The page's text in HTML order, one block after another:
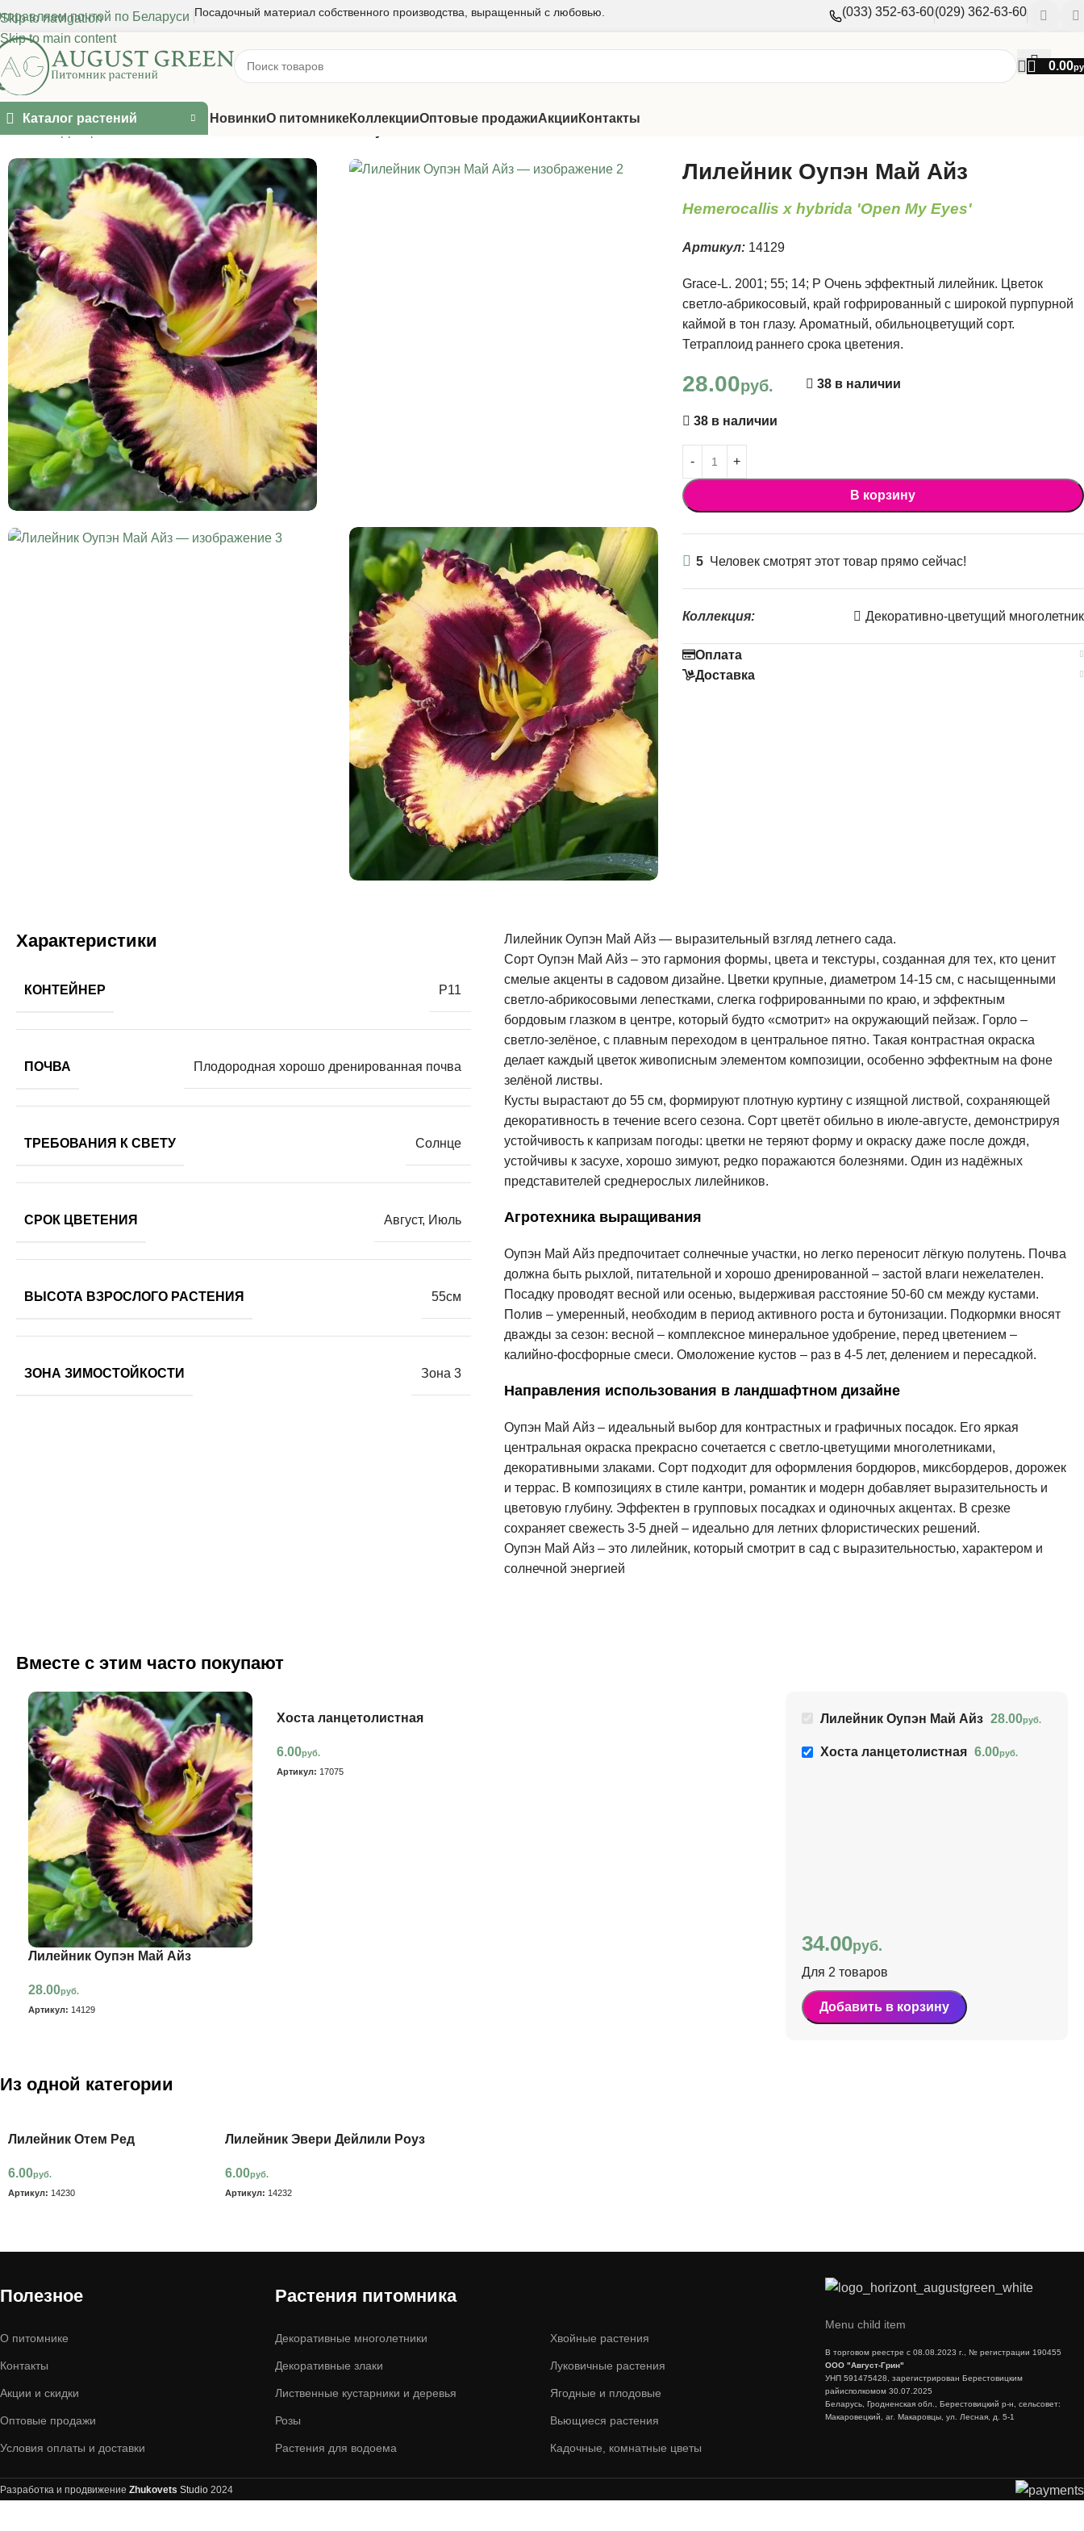
Skip to navigation
Skip to main content
почтой по Беларуси Посадочный материал собственного производства, выращенный с любовью. (033) 352-63-60(029) 362-63-60
0.00
Каталог растений НовинкиО питомникеКоллекцииОптовые продажиАкции Контакты
Лилейник Оупэн Май Айз
Hemerocallis x hybrida 'Open My Eyes'
Артикул: 14129
Grace-L. 2001; 55; 14; Р Очень эффектный лилейник. Цветок
светло-абрикосовый, край гофрированный с широкой пурпурной
каймой в тон глазу. Ароматный, обильноцветущий сорт.
Тетраплоид раннего срока цветения.
28.00руб. 38 в наличии
38 в наличии
В корзину
5 Человек смотрят этот товар прямо сейчас!
Коллекция: Декоративно-цветущий многолетник
Оплата
Доставка
Характеристики
КОНТЕЙНЕР Р11
ПОЧВА Плодородная хорошо дренированная почва
ТРЕБОВАНИЯ К СВЕТУ Солнце
СРОК ЦВЕТЕНИЯ Август, Июль
ВЫСОТА ВЗРОСЛОГО РАСТЕНИЯ 55см
ЗОНА ЗИМОСТОЙКОСТИ Зона 3
Лилейник Оупэн Май Айз — выразительный взгляд летнего сада.
Сорт Оупэн Май Айз – это гармония формы, цвета и текстуры, созданная для тех, кто ценит
смелые акценты в садовом дизайне. Цветки крупные, диаметром 14-15 см, с насыщенными
светло-абрикосовыми лепестками, слегка гофрированными по краю, и эффектным
бордовым глазком в центре, который будто «смотрит» на окружающий пейзаж. Горло –
светло-зелёное, с плавным переходом в центральное пятно. Такая контрастная окраска
делает каждый цветок живописным элементом композиции, особенно эффектным на фоне
зелёной листвы.
Кусты вырастают до 55 см, формируют плотную куртину с изящной листвой, сохраняющей
декоративность в течение всего сезона. Сорт цветёт обильно в июле-августе, демонстрируя
устойчивость к капризам погоды: цветки не теряют форму и окраску даже после дождя,
устойчивы к засухе, хорошо зимуют, редко поражаются болезнями. Один из надёжных
представителей среднерослых лилейников.
Агротехника выращивания
Оупэн Май Айз предпочитает солнечные участки, но легко переносит лёгкую полутень. Почва
должна быть рыхлой, питательной и хорошо дренированной – застой влаги нежелателен.
Посадку проводят весной или осенью, выдерживая расстояние 50-60 см между кустами.
Полив – умеренный, необходим в период активного роста и бутонизации. Подкормки вносят
дважды за сезон: весной – комплексное минеральное удобрение, перед цветением –
калийно-фосфорные смеси. Омоложение кустов – раз в 4-5 лет, делением и пересадкой.
Направления использования в ландшафтном дизайне
Оупэн Май Айз – идеальный выбор для контрастных и графичных посадок. Его яркая
центральная окраска прекрасно сочетается с светло-цветущими многолетниками,
декоративными злаками. Сорт подходит для оформления бордюров, миксбордеров, дорожек
и террас. В композициях в стиле кантри, романтик и модерн добавляет выразительность и
цветовую глубину. Эффектен в групповых посадках и одиночных акцентах. В срезке
сохраняет свежесть 3-5 дней – идеально для летних флористических решений.
Оупэн Май Айз – это лилейник, который смотрит в сад с выразительностью, характером и
солнечной энергией
Вместе с этим часто покупают
Лилейник Оупэн Май Айз
28.00руб.
Артикул: 14129
Хоста ланцетолистная
6.00руб.
Артикул: 17075
Лилейник Оупэн Май Айз 28.00руб.
Хоста ланцетолистная 6.00руб.
34.00руб.
Для 2 товаров
Добавить в корзину
Из одной категории
Лилейник Отем Ред
6.00руб.
Артикул: 14230
Лилейник Эвери Дейлили Роуз
6.00руб.
Артикул: 14232
Полезное
О питомнике
Контакты
Акции и скидки
Оптовые продажи
Условия оплаты и доставки
Растения питомника
Декоративные многолетники
Декоративные злаки
Лиственные кустарники и деревья
Розы
Растения для водоема
Хвойные растения
Луковичные растения
Ягодные и плодовые
Вьющиеся растения
Кадочные, комнатные цветы
Menu child item
В торговом реестре с 08.08.2023 г., № регистрации 190455
ООО "Август-Грин"
УНП 591475428, зарегистрирован Берестовицким
райисполкомом 30.07.2025
Беларусь, Гродненская обл., Берестовицкий р-н, сельсовет:
Макаровецкий, аг. Макаровцы, ул. Лесная, д. 5-1
Разработка и продвижение Zhukovets Studio 2024